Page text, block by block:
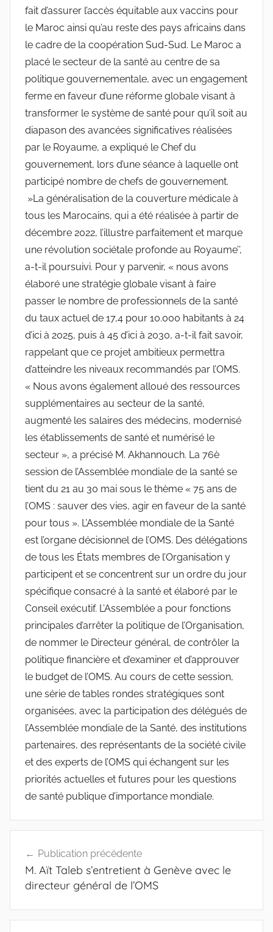
fait d’assurer l’accès équitable aux vaccins pour
le Maroc ainsi qu’au reste des pays africains dans
le cadre de la coopération Sud-Sud. Le Maroc a
placé le secteur de la santé au centre de sa
politique gouvernementale, avec un engagement
ferme en faveur d’une réforme globale visant à
transformer le système de santé pour qu’il soit au
diapason des avancées significatives réalisées
par le Royaume, a expliqué le Chef du
gouvernement, lors d’une séance à laquelle ont
participé nombre de chefs de gouvernement.
»La généralisation de la couverture médicale à
tous les Marocains, qui a été réalisée à partir de
décembre 2022, l’illustre parfaitement et marque
une révolution sociétale profonde au Royaume’’,
a-t-il poursuivi. Pour y parvenir, « nous avons
élaboré une stratégie globale visant à faire
passer le nombre de professionnels de la santé
du taux actuel de 17,4 pour 10.000 habitants à 24
d’ici à 2025, puis à 45 d’ici à 2030, a-t-il fait savoir,
rappelant que ce projet ambitieux permettra
d’atteindre les niveaux recommandés par l’OMS.
« Nous avons également alloué des ressources
supplémentaires au secteur de la santé,
augmenté les salaires des médecins, modernisé
les établissements de santé et numérisé le
secteur », a précisé M. Akhannouch. La 76è
session de l’Assemblée mondiale de la santé se
tient du 21 au 30 mai sous le thème « 75 ans de
l’OMS : sauver des vies, agir en faveur de la santé
pour tous ». L’Assemblée mondiale de la Santé
est l’organe décisionnel de l’OMS. Des délégations
de tous les États membres de l’Organisation y
participent et se concentrent sur un ordre du jour
spécifique consacré à la santé et élaboré par le
Conseil exécutif. L’Assemblée a pour fonctions
principales d’arrêter la politique de l’Organisation,
de nommer le Directeur général, de contrôler la
politique financière et d’examiner et d’approuver
le budget de l’OMS. Au cours de cette session,
une série de tables rondes stratégiques sont
organisées, avec la participation des délégués de
l’Assemblée mondiale de la Santé, des institutions
partenaires, des représentants de la société civile
et des experts de l’OMS qui échangent sur les
priorités actuelles et futures pour les questions
de santé publique d’importance mondiale.
de
l’article
Publication précédente
M. Aït Taleb s’entretient à Genève avec le
directeur général de l’OMS